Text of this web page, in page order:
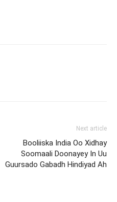
Next article
Booliiska India Oo Xidhay
Soomaali Doonayey In Uu
Guursado Gabadh Hindiyad Ah